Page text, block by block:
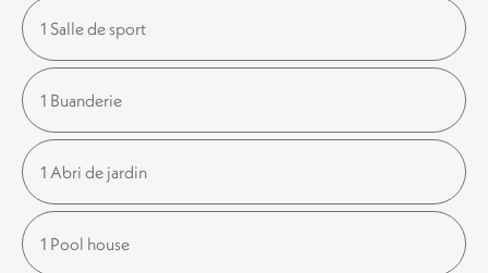
1 Salle de sport
1 Buanderie
1 Abri de jardin
1 Pool house